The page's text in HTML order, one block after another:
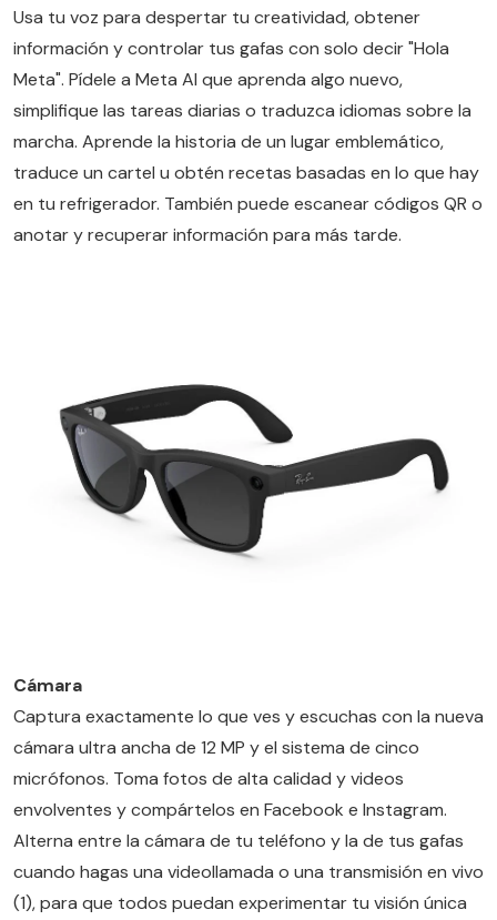
Usa tu voz para despertar tu creatividad, obtener
información y controlar tus gafas con solo decir "Hola
Meta". Pídele a Meta AI que aprenda algo nuevo,
simplifique las tareas diarias o traduzca idiomas sobre la
marcha. Aprende la historia de un lugar emblemático,
traduce un cartel u obtén recetas basadas en lo que hay
en tu refrigerador. También puede escanear códigos QR o
anotar y recuperar información para más tarde.
Cámara
Captura exactamente lo que ves y escuchas con la nueva
cámara ultra ancha de 12 MP y el sistema de cinco
micrófonos. Toma fotos de alta calidad y videos
envolventes y compártelos en Facebook e Instagram.
Alterna entre la cámara de tu teléfono y la de tus gafas
cuando hagas una videollamada o una transmisión en vivo
(1), para que todos puedan experimentar tu visión única